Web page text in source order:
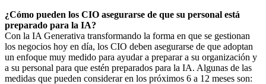
¿Cómo pueden los CIO asegurarse de que su personal está
preparado para la IA?
Con la IA Generativa transformando la forma en que se gestionan
los negocios hoy en día, los CIO deben asegurarse de que adoptan
un enfoque muy medido para ayudar a preparar a su organización y
a su personal para que estén preparados para la IA. Algunas de las
medidas que pueden considerar en los próximos 6 a 12 meses son: